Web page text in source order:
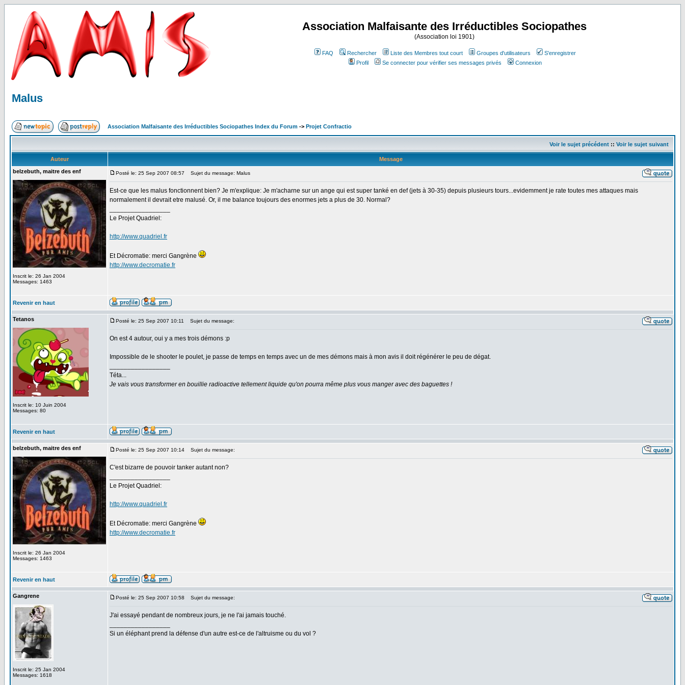
Association Malfaisante des Irréductibles Sociopathes
(Association loi 1901)
FAQ Rechercher Liste des Membres tout court Groupes d'utilisateurs
S'enregistrer
Profil
Se connecter pour vérifier ses messages privés Connexion
Malus
Association Malfaisante des Irréductibles Sociopathes Index du Forum -> Projet Confractio
Voir le sujet précédent :: Voir le sujet suivant
Auteur
Message
belzebuth, maitre des enf
Inscrit le: 26 Jan 2004
Messages: 1463
Posté le: 25 Sep 2007 08:57 Sujet du message: Malus
Est-ce que les malus fonctionnent bien? Je m'explique: Je m'acharne sur un ange qui est super tanké en def (jets à 30-35) depuis plusieurs tours...evidemment je rate toutes mes attaques mais
normalement il devrait etre malusé. Or, il me balance toujours des enormes jets a plus de 30. Normal?
Le Projet Quadriel:
http://www.quadriel.fr
Et Décromatie: merci Gangrène
http://www.decromatie.fr
Revenir en haut
Tetanos
Inscrit le: 10 Juin 2004
Messages: 80
Posté le: 25 Sep 2007 10:11 Sujet du message:
On est 4 autour, oui y a mes trois démons :p
Impossible de le shooter le poulet, je passe de temps en temps avec un de mes démons mais à mon avis il doit régénérer le peu de dégat.
Téta...
Je vais vous transformer en bouillie radioactive tellement liquide qu'on pourra même plus vous manger avec des baguettes !
Revenir en haut
belzebuth, maitre des enf
Inscrit le: 26 Jan 2004
Messages: 1463
Posté le: 25 Sep 2007 10:14 Sujet du message:
C'est bizarre de pouvoir tanker autant non?
Le Projet Quadriel:
http://www.quadriel.fr
Et Décromatie: merci Gangrène
http://www.decromatie.fr
Revenir en haut
Gangrene
Inscrit le: 25 Jan 2004
Messages: 1618
Posté le: 25 Sep 2007 10:58 Sujet du message:
J'ai essayé pendant de nombreux jours, je ne l'ai jamais touché.
Si un éléphant prend la défense d'un autre est-ce de l'altruisme ou du vol ?